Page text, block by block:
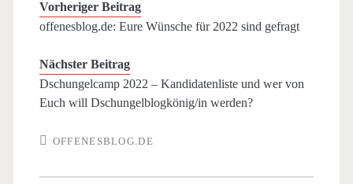
Vorheriger Beitrag
offenesblog.de: Eure Wünsche für 2022 sind gefragt
Nächster Beitrag
Dschungelcamp 2022 – Kandidatenliste und wer von
Euch will Dschungelblogkönig/in werden?
OFFENESBLOG.DE